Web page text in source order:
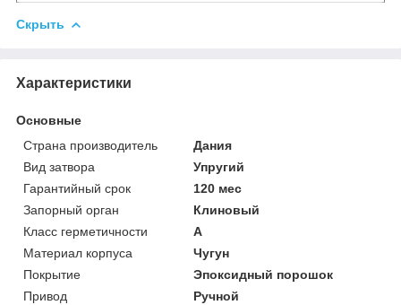
Скрыть
Характеристики
Основные
Страна производитель
Дания
Вид затвора
Упругий
Гарантийный срок
120 мес
Запорный орган
Клиновый
Класс герметичности
А
Материал корпуса
Чугун
Покрытие
Эпоксидный порошок
Привод
Ручной